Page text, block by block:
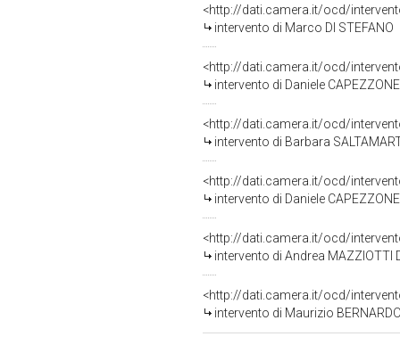
<http://dati.camera.it/ocd/
intervento di Marco DI STEFANO
<http://dati.camera.it/ocd/
intervento di Daniele CAPEZZONE
<http://dati.camera.it/ocd/
intervento di Barbara
<http://dati.camera.it/ocd/
intervento di Daniele CAPEZZONE
<http://dati.camera.it/ocd/
intervento di Andrea MAZZIOTTI
<http://dati.camera.it/ocd/
intervento di Maurizio